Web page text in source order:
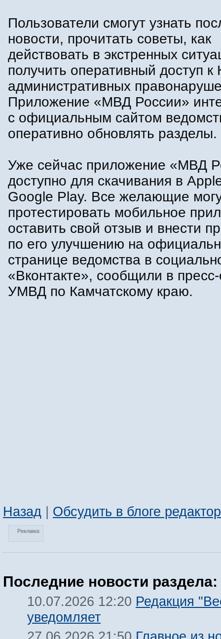
Пользователи смогут узнать
новости, прочитать советы, как
действовать в экстренных
получить оперативный доступ к
административных
Приложение «МВД России»
с официальным сайтом
оперативно обновлять разделы.
Уже сейчас приложение «МВД
доступно для скачивания в
Google Play. Все желающие
протестировать мобильное
оставить свой отзыв и внести
по его улучшению на
странице ведомства в
«Вконтакте», сообщили в
УМВД по Камчатскому краю.
Назад | Обсудить в блоге
Реклама:
Последние новости раздела:
10.07.2026 12:20 Редакция
уведомляет